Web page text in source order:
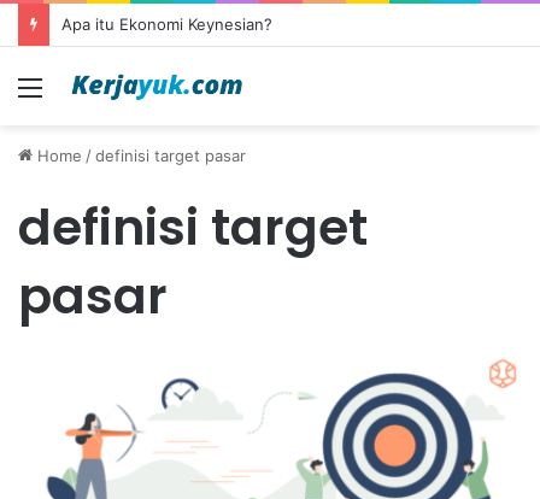
Apa itu Ekonomi Keynesian?
Menu
Home /definisi target pasar
definisi target
pasar